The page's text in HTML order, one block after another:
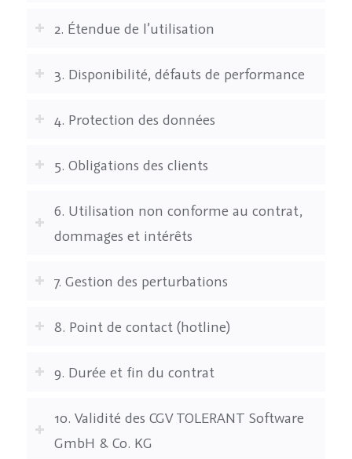
2. Étendue de l’utilisation
3. Disponibilité, défauts de performance
4. Protection des données
5. Obligations des clients
6. Utilisation non conforme au contrat,
dommages et intérêts
7. Gestion des perturbations
8. Point de contact (hotline)
9. Durée et fin du contrat
10. Validité des CGV TOLERANT Software
GmbH & Co. KG